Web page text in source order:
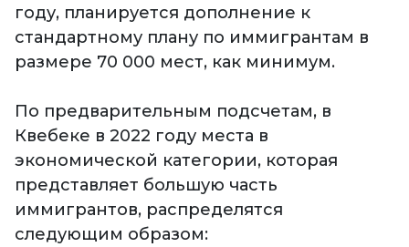
году, планируется дополнение к
стандартному плану по иммигрантам в
размере 70 000 мест, как минимум.
По предварительным подсчетам, в
Квебеке в 2022 году места в
экономической категории, которая
представляет большую часть
иммигрантов, распределятся
следующим образом: